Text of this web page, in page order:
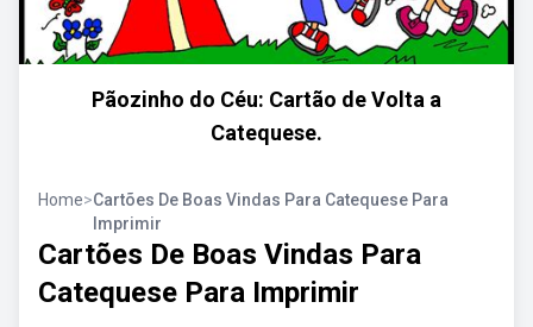
Pãozinho do Céu: Cartão de Volta a
Catequese.
Home>Cartões De Boas Vindas Para Catequese Para
Imprimir
Cartões De Boas Vindas Para
Catequese Para Imprimir